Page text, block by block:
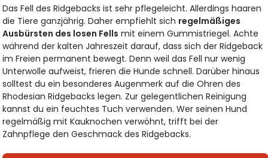
Das Fell des Ridgebacks ist sehr pflegeleicht. Allerdings haaren
die Tiere ganzjährig. Daher empfiehlt sich regelmäßiges
Ausbürsten des losen Fells mit einem Gummistriegel. Achte
während der kalten Jahreszeit darauf, dass sich der Ridgeback
im Freien permanent bewegt. Denn weil das Fell nur wenig
Unterwolle aufweist, frieren die Hunde schnell. Darüber hinaus
solltest du ein besonderes Augenmerk auf die Ohren des
Rhodesian Ridgebacks legen. Zur gelegentlichen Reinigung
kannst du ein feuchtes Tuch verwenden. Wer seinen Hund
regelmäßig mit Kauknochen verwöhnt, trifft bei der
Zahnpflege den Geschmack des Ridgebacks.